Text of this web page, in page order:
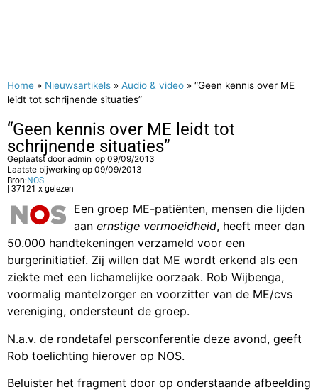
Home » Nieuwsartikels » Audio & video » “Geen kennis over ME
leidt tot schrijnende situaties”
“Geen kennis over ME leidt tot
schrijnende situaties”
Geplaatst dooradmin op 09/09/2013
Laatste bijwerking op 09/09/2013
Bron: NOS
| 37121 x gelezen
Een groep ME-patiënten, mensen die lijden
aan ernstige vermoeidheid, heeft meer dan
50.000 handtekeningen verzameld voor een
burgerinitiatief. Zij willen dat ME wordt erkend als een
ziekte met een lichamelijke oorzaak. Rob Wijbenga,
voormalig mantelzorger en voorzitter van de ME/cvs
vereniging, ondersteunt de groep.
N.a.v. de rondetafel persconferentie deze avond, geeft
Rob toelichting hierover op NOS.
Beluister het fragment door op onderstaande afbeelding